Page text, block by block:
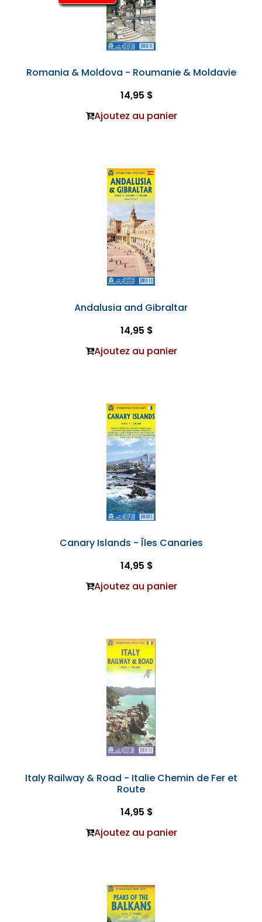
Romania & Moldova - Roumanie & Moldavie
14,95 $
Ajoutez au panier
Andalusia and Gibraltar
14,95 $
Ajoutez au panier
Canary Islands - Îles Canaries
14,95 $
Ajoutez au panier
Italy Railway & Road - Italie Chemin de Fer et
Route
14,95 $
Ajoutez au panier